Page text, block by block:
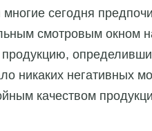
многие сегодня
смотровым окном
продукцию,
никаких негативных
качеством